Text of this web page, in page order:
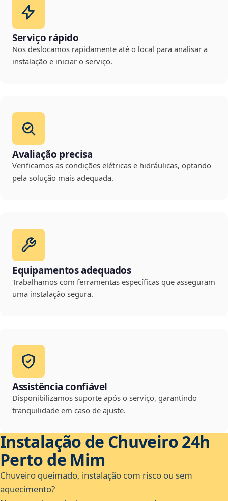
Serviço rápido
Nos deslocamos rapidamente até o local para analisar a
instalação e iniciar o serviço.
Avaliação precisa
Verificamos as condições elétricas e hidráulicas, optando
pela solução mais adequada.
Equipamentos adequados
Trabalhamos com ferramentas específicas que asseguram
uma instalação segura.
Assistência confiável
Disponibilizamos suporte após o serviço, garantindo
tranquilidade em caso de ajuste.
Instalação de Chuveiro 24h
Perto de Mim
Chuveiro queimado, instalação com risco ou sem
aquecimento?